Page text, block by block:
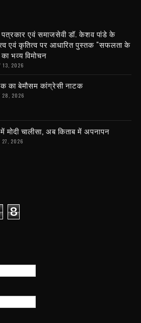
पत्रकार एवं समाजसेवी डॉ. केशव पांडे के
एवं कृतित्व पर आधारित पुस्तक "सफलता के
का भव्य विमोचन
13, 2026
का बेमौसम कांग्रेसी नाटक
28, 2026
मोदी चालीसा, अब किताब में अपनापन
27, 2026
8